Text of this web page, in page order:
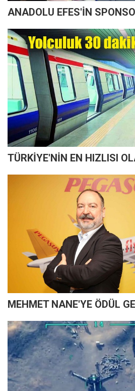
ANADOLU EFES'İN
TÜRKİYE'NİN EN HIZLISI
MEHMET NANE'YE ÖDÜL